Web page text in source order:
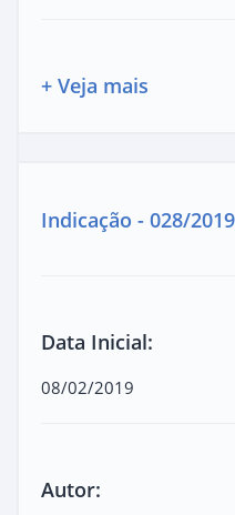
+ Veja mais
Indicação - 028/2019
Data Inicial:
08/02/2019
Autor: